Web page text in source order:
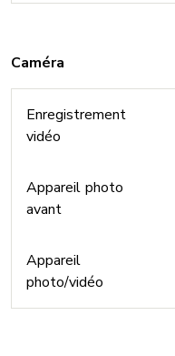
Caméra
Enregistrement
vidéo
Appareil photo
avant
Appareil
photo/vidéo